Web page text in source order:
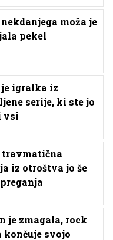
moža je
pekel
igralka iz
serije, ki ste jo
vsi
travmatična
iz otroštva jo še
je zmagala, rock
končuje svojo